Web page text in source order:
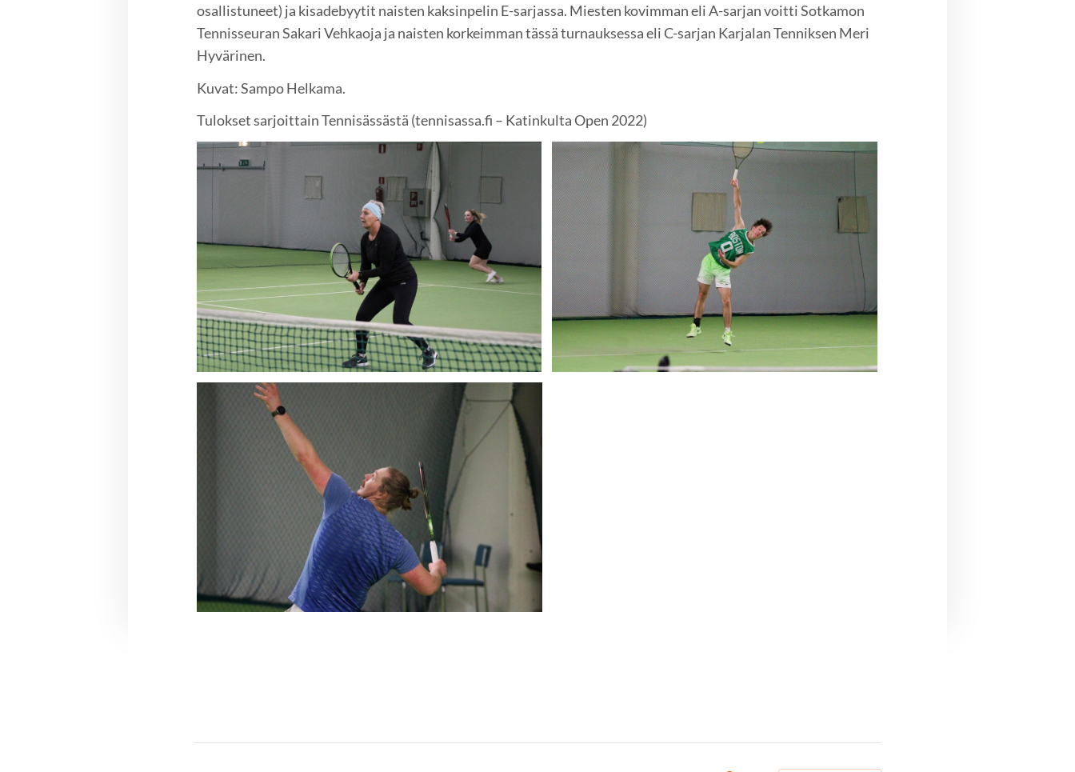
osallistuneet) ja kisadebyytit naisten kaksinpelin E-sarjassa. Miesten kovimman eli A-sarjan voitti Sotkamon
Tennisseuran Sakari Vehkaoja ja naisten korkeimman tässä turnauksessa eli C-sarjan Karjalan Tenniksen Meri
Hyvärinen.
Kuvat: Sampo Helkama.
Tulokset sarjoittain Tennisässästä (tennisassa.fi – Katinkulta Open 2022)